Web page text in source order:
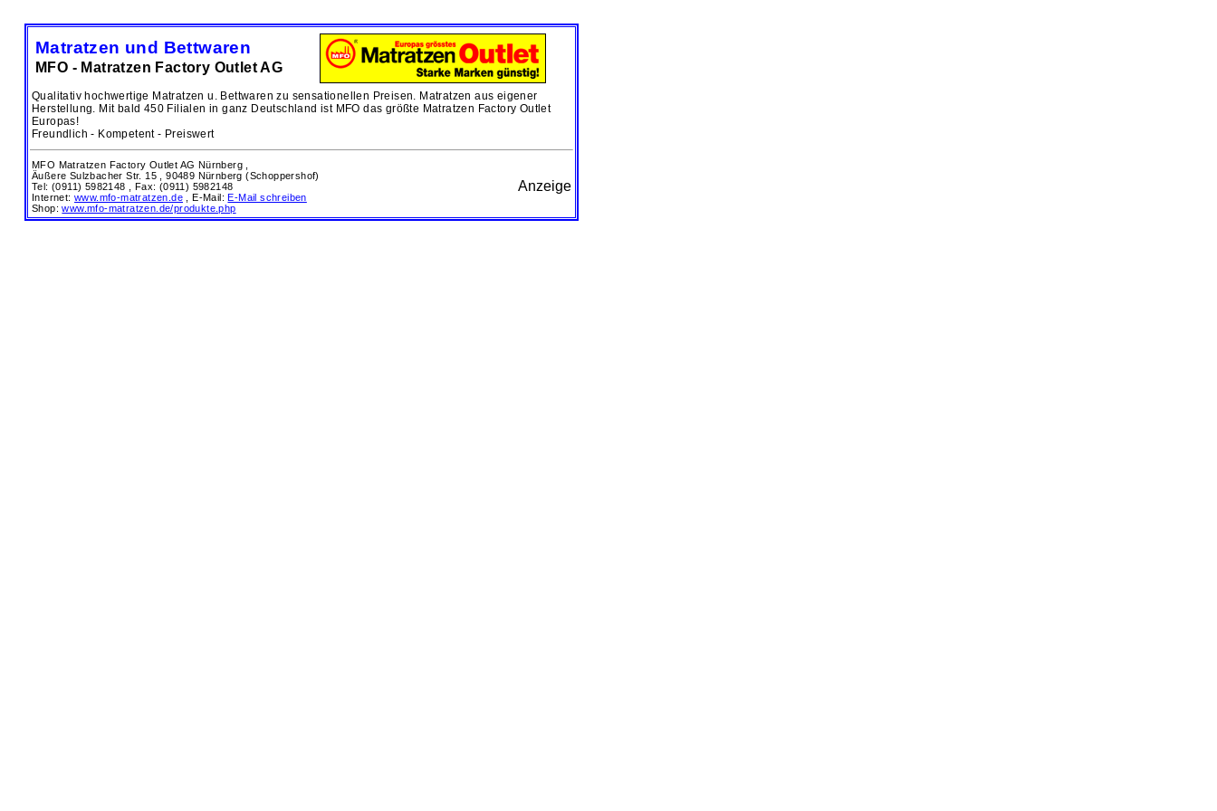
Matratzen und Bettwaren
MFO - Matratzen Factory Outlet AG
Qualitativ hochwertige Matratzen u. Bettwaren zu sensationellen Preisen. Matratzen aus eigener
Herstellung. Mit bald 450 Filialen in ganz Deutschland ist MFO das größte Matratzen Factory Outlet
Europas!
Freundlich - Kompetent - Preiswert
MFO Matratzen Factory Outlet AG Nürnberg ,
Äußere Sulzbacher Str. 15 ,90489 Nürnberg (Schoppershof)
Tel: (0911) 5982148 , Fax: (0911) 5982148
Internet:www.mfo-matratzen.de , E-Mail:E-Mail schreiben
Shop:www.mfo-matratzen.de/produkte.php
Anzeige